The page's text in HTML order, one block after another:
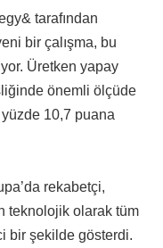
tarafından
bir çalışma, bu
Üretken yapay
önemli ölçüde
yüzde 10,7 puana
rekabetçi,
teknolojik olarak tüm
bir şekilde gösterdi.